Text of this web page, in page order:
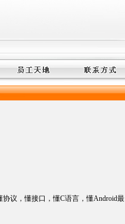
议，懂接口，懂C语言，懂Android最